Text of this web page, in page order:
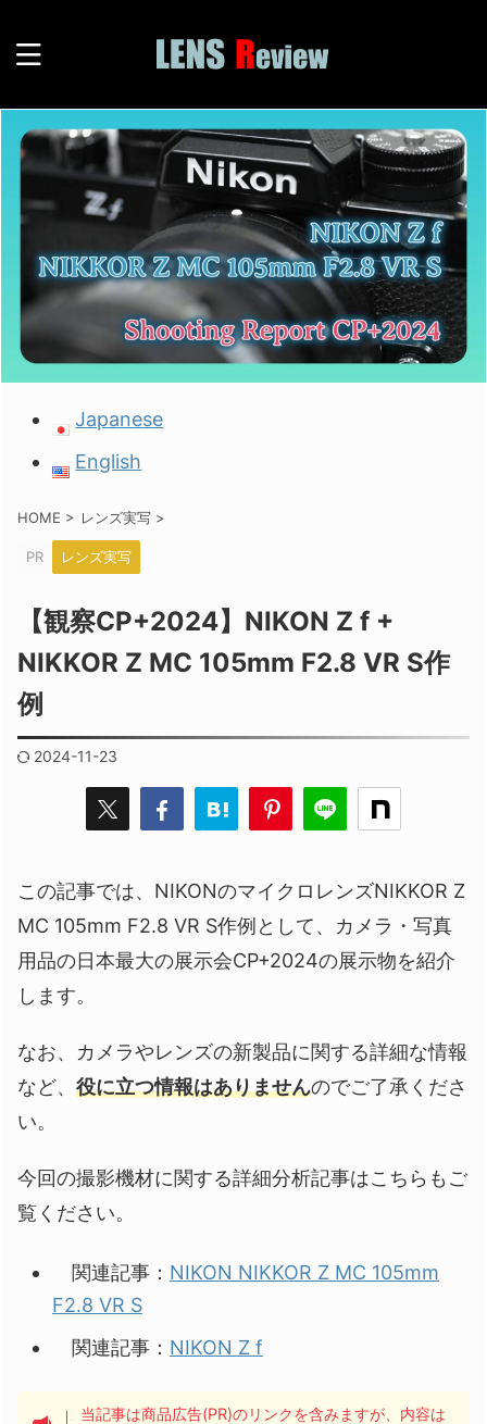
Japanese
English
HOME > レンズ実写 >
PR レンズ実写
【観察CP+2024】NIKON Z f +
NIKKOR Z MC 105mm F2.8 VR S作
例
2024-11-23
この記事では、NIKONのマイクロレンズNIKKOR Z
MC 105mm F2.8 VR S作例として、カメラ・写真
用品の日本最大の展示会CP+2024の展示物を紹介
します。
なお、カメラやレンズの新製品に関する詳細な情報
など、 役に立つ情報はありませんのでご了承くださ
い。
今回の撮影機材に関する詳細分析記事はこちらもご
覧ください。
関連記事： NIKON NIKKOR Z MC 105mm
F2.8 VR S
関連記事： NIKON Z f
当記事は商品広告(PR)のリンクを含みますが、内容は